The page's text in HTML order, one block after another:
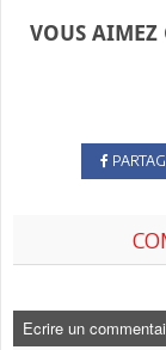
VOUS AIMEZ
Ecrire un